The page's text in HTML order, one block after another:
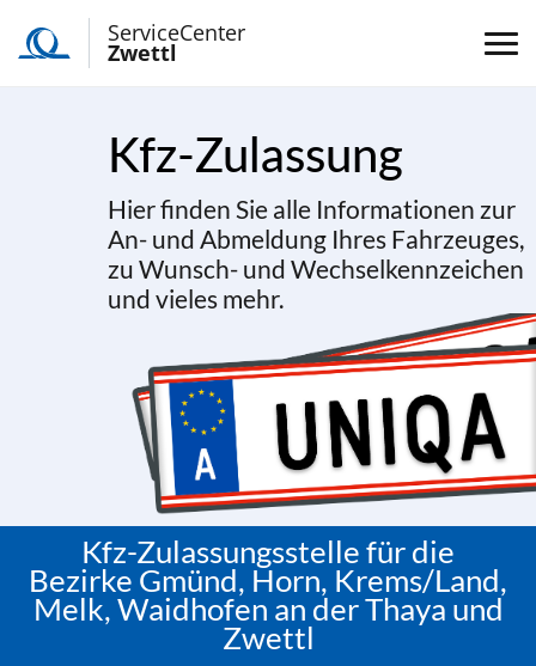
ServiceCenter
Zwettl
Kfz-Zulassung
Hier finden Sie alle Informationen zur
An- und Abmeldung Ihres Fahrzeuges,
zu Wunsch- und Wechselkennzeichen
und vieles mehr.
Kfz-Zulassungsstelle für die
Bezirke Gmünd, Horn, Krems/Land,
Melk, Waidhofen an der Thaya und
Zwettl